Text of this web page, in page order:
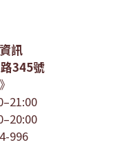
訊
345號
996